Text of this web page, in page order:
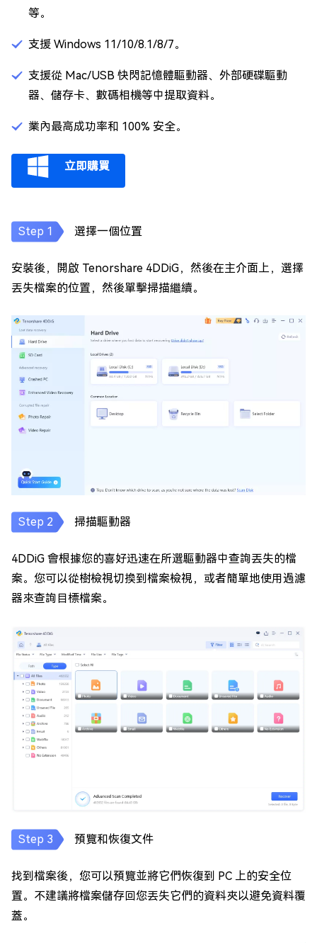
等。
支援 Windows 11/10/8.1/8/7。
支援從 Mac/USB 快閃記憶體驅動器、外部硬碟驅動
器、儲存卡、數碼相機等中提取資料。
業內最高成功率和 100% 安全。
立即購買
選擇一個位置
安裝後，開啟 Tenorshare 4DDiG，然後在主介面上，選擇
丟失檔案的位置，然後單擊掃描繼續。
掃描驅動器
4DDiG 會根據您的喜好迅速在所選驅動器中查詢丟失的檔
案。您可以從樹檢視切換到檔案檢視，或者簡單地使用過濾
器來查詢目標檔案。
預覽和恢復文件
找到檔案後，您可以預覽並將它們恢復到 PC 上的安全位
置。不建議將檔案儲存回您丟失它們的資料夾以避免資料覆
蓋。